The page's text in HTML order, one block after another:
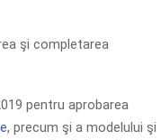
şi completarea
pentru aprobarea
, precum şi a modelului şi